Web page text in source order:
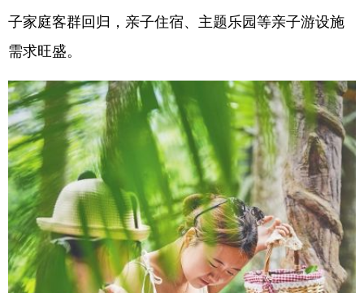
子家庭客群回归，亲子住宿、主题乐园等亲子游设施
需求旺盛。